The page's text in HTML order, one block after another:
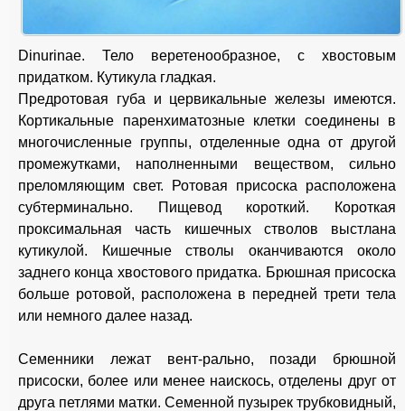
Dinurinae. Тело веретенообразное, с хвостовым
придатком. Кутикула гладкая.
Предротовая губа и цервикальные железы имеются.
Кортикальные паренхиматозные клетки соединены в
многочисленные группы, отделенные одна от другой
промежутками, наполненными веществом, сильно
преломляющим свет. Ротовая присоска расположена
субтерминально. Пищевод короткий. Короткая
проксимальная часть кишечных стволов выстлана
кутикулой. Кишечные стволы оканчиваются около
заднего конца хвостового придатка. Брюшная присоска
больше ротовой, расположена в передней трети тела
или немного далее назад.
Семенники лежат вент-рально, позади брюшной
присоски, более или менее наискось, отделены друг от
друга петлями матки. Семенной пузырек трубковидный,